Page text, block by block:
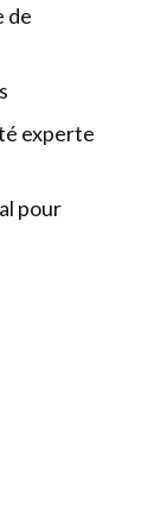
de
experte
pour